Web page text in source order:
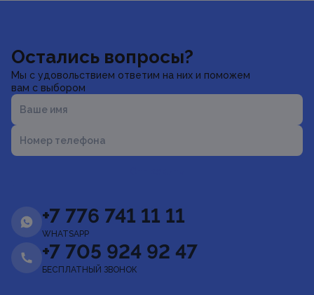
Остались вопросы?
Мы с удовольствием ответим на них и поможем
вам с выбором
Ваше имя
Номер телефона
+7 776 741 11 11
WHATSAPP
+7 705 924 92 47
БЕСПЛАТНЫЙ ЗВОНОК